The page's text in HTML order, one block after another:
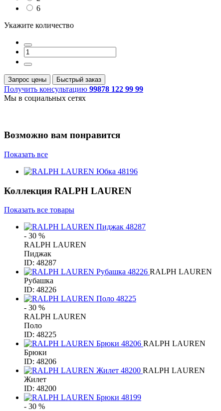
6
Укажите количество
Запрос цены Быстрый заказ
Получить консультацию 99878 122 99 99
Мы в социальных сетях
Возможно вам понравится
Показать все
Коллекция RALPH LAUREN
Показать все товары
- 30 %
RALPH LAUREN
Пиджак
ID: 48287
RALPH LAUREN
Рубашка
ID: 48226
- 30 %
RALPH LAUREN
Поло
ID: 48225
RALPH LAUREN
Брюки
ID: 48206
RALPH LAUREN
Жилет
ID: 48200
- 30 %